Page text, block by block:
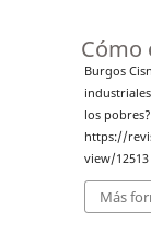
Cómo
Burgos
los
https://
view/12513
Más